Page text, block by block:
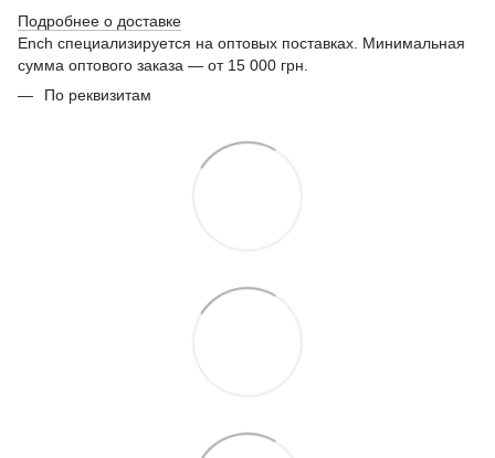
Подробнее о доставке
Ench специализируется на оптовых поставках. Минимальная
сумма оптового заказа — от 15 000 грн.
По реквизитам